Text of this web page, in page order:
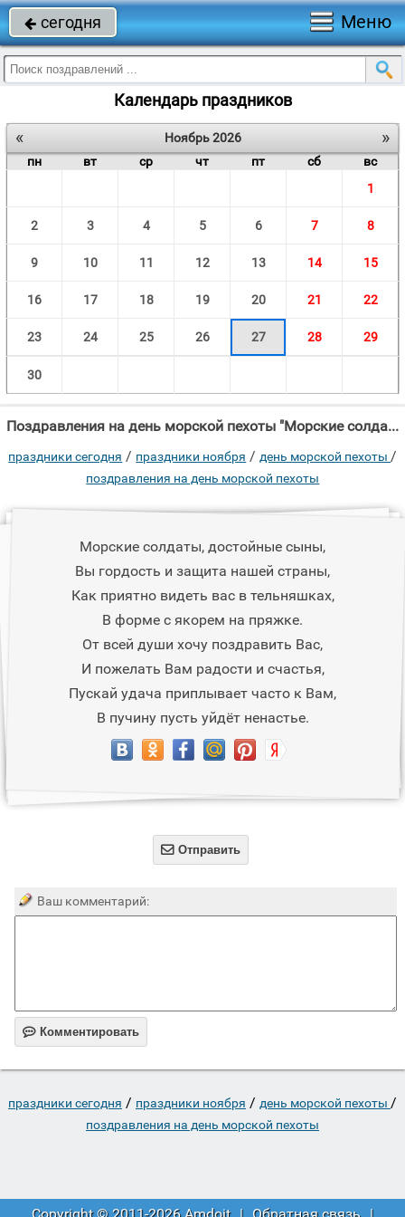
 сегодня Меню
Календарь праздников
« »
Ноябрь 2026
пн
вт ср чт пт сб
вс
1
2 3 4 5 6 7 8
9 10 11 12 13 14 15
16 17 18 19 20 21 22
23 24 25 26 27 28 29
30
Поздравления на день морской пехоты "Морские солдаты, достойные сыны, Вы гордость и защита нашей страны, Как приятно"
праздники сегодня / праздники ноября /день морской пехоты /
поздравления на день морской пехоты
Морские солдаты, достойные сыны,
Вы гордость и защита нашей страны,
Как приятно видеть вас в тельняшках,
В форме с якорем на пряжке.
От всей души хочу поздравить Вас,
И пожелать Вам радости и счастья,
Пускай удача приплывает часто к Вам,
В пучину пусть уйдёт ненастье.
 Отправить
Ваш комментарий:
 Комментировать
праздники сегодня / праздники ноября / день морской пехоты /
поздравления на день морской пехоты